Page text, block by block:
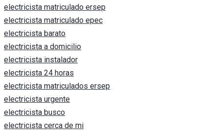
electricista matriculado ersep
electricista matriculado epec
electricista barato
electricista a domicilio
electricista instalador
electricista 24 horas
electricista matriculados ersep
electricista urgente
electricista busco
electricista cerca de mi